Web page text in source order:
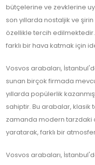
bütçelerine ve zevklerine
son yıllarda nostaljik ve
özellikle tercih
farklı bir hava katmak için
Vosvos arabaları,
sunan birçok firmada
yıllarda popülerlik
sahiptir. Bu arabalar, klasik
zamanda modern tarzdaki
yaratarak, farklı bir
Vosvos arabaları,